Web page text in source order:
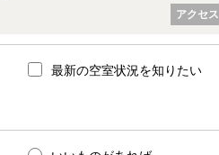
アクセス
最新の空室状況を知りたい